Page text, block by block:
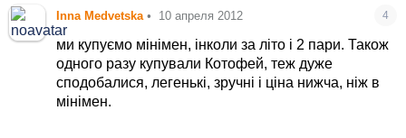
Inna Medvetska • 10 апреля 2012 4
ми купуємо мінімен, інколи за літо і 2 пари. Також
одного разу купували Котофей, теж дуже
сподобалися, легенькі, зручні і ціна нижча, ніж в
мінімен.